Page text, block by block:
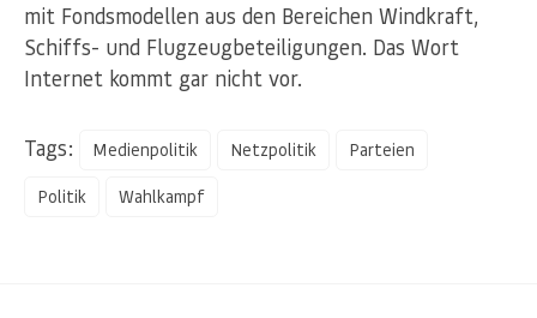
mit Fondsmodellen aus den Bereichen Windkraft,
Schiffs- und Flugzeugbeteiligungen. Das Wort
Internet kommt gar nicht vor.
Tags: Medienpolitik Netzpolitik Parteien
Politik Wahlkampf